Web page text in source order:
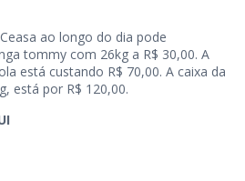
ao longo do dia pode
tommy com 26kg a R$ 30,00. A
está custando R$ 70,00. A caixa da
está por R$ 120,00.